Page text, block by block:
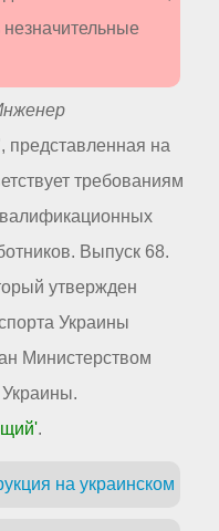
незначительные
представленная на
требованиям
Выпуск 68.
утвержден
Украины
Министерством
Украины.
.
на украинском